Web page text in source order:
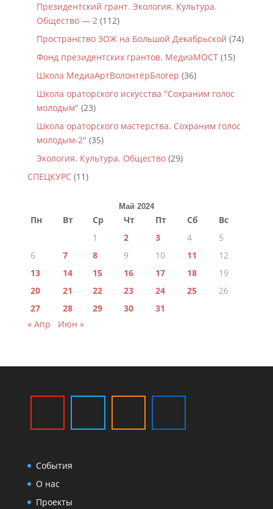
Президентский грант. Экология. Культура.
Общество — 2(112)
Пространство ЗОЖ на Большой Декабрьской (74)
Фонд президентских грантов. МедиаМОСТ(15)
Школа МедиаАртВолонтёрБлогер (36)
Школа ораторского искусства "Сохраним голос
молодым" (23)
Школа ораторского мастерства. Сохраним голос
молодым-2" (35)
Экология. Культура. Общество(29)
СПЕЦКУРС(11)
Май 2024
Пн Вт Ср Чт Пт Сб
Вс
1
2 3 4
5
6
7 8 9 10 11
12
13
14 15 16 17 18
19
20
21 22 23 24 25
26
27
28 29 30
31
« Апр
Июн »
События
О нас
Проекты